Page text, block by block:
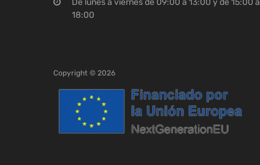
18:00
Copyright © 2026